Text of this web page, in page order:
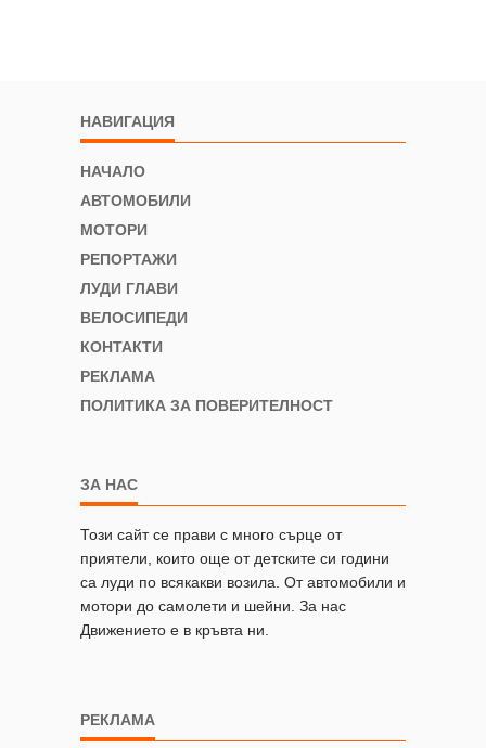
НАВИГАЦИЯ
НАЧАЛО
АВТОМОБИЛИ
МОТОРИ
РЕПОРТАЖИ
ЛУДИ ГЛАВИ
ВЕЛОСИПЕДИ
КОНТАКТИ
РЕКЛАМА
ПОЛИТИКА ЗА ПОВЕРИТЕЛНОСТ
ЗА НАС
Този сайт се прави с много сърце от
приятели, които още от детските си години
са луди по всякакви возила. От автомобили и
мотори до самолети и шейни. За нас
Движението е в кръвта ни.
РЕКЛАМА